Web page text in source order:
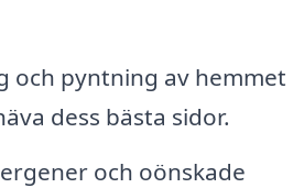
och pyntning av hemmet
dess bästa sidor.
och oönskade